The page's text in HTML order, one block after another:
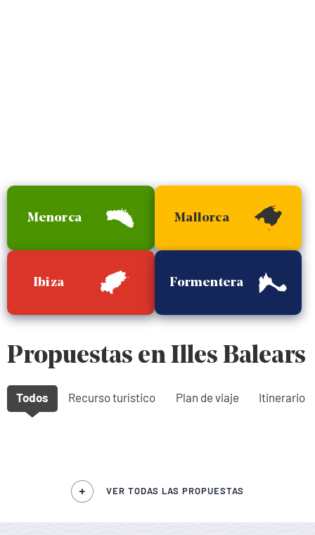
Menorca Mallorca
Ibiza Formentera
Propuestas en Illes Balears
Todos Recurso turístico Plan de viaje Itinerario
VER TODAS LAS PROPUESTAS